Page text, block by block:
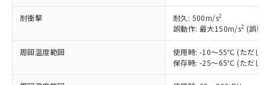
耐衝撃 耐久: 500m/s2
誤動作: 最大150m/s2 (誤動
周囲温度範囲
使用時: -10～55℃ (ただし
保存時: -25～65℃ (ただし
本サービスは、当社制御機器事業取扱
商品の当社在庫状況および標準価格
(税抜)を提供させていただくもので
当社制御機器事業取扱商品の中には、
本サービスの対象外となる商品もある
調査・確認中：EU RoHS指令（10物質）の
非含有の対応状況を調査中または確認中の
非該当品：ライセンス料など無形物で、有
害物質有無と関係のない商品です。
仕入先様の事情により、非含有部品として
「○」：最大均質材料含有率が中国RoHSの
基準値以下であることを示します。
「×」：最大均質材料含有率が中国RoHSの